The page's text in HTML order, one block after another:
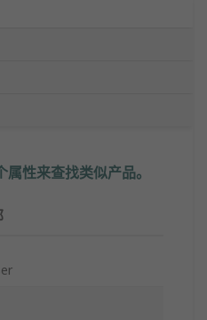
性来查找类似产品。